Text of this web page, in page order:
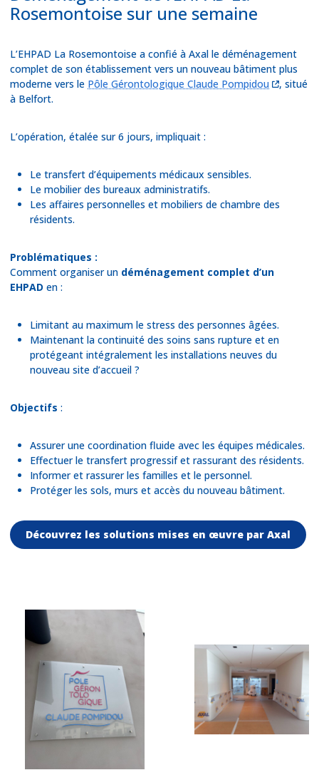
Rosemontoise sur une semaine
L’EHPAD La Rosemontoise a confié à Axal le déménagement
complet de son établissement vers un nouveau bâtiment plus
moderne vers le Pôle Gérontologique Claude Pompidou
, situé
à Belfort.
L’opération, étalée sur 6 jours, impliquait :
Le transfert d’équipements médicaux sensibles.
Le mobilier des bureaux administratifs.
Les affaires personnelles et mobiliers de chambre des
résidents.
Problématiques :
Comment organiser un déménagement complet d’un
EHPAD en :
Limitant au maximum le stress des personnes âgées.
Maintenant la continuité des soins sans rupture et en
protégeant intégralement les installations neuves du
nouveau site d’accueil ?
Objectifs :
Assurer une coordination fluide avec les équipes médicales.
Effectuer le transfert progressif et rassurant des résidents.
Informer et rassurer les familles et le personnel.
Protéger les sols, murs et accès du nouveau bâtiment.
Découvrez les solutions mises en œuvre par Axal